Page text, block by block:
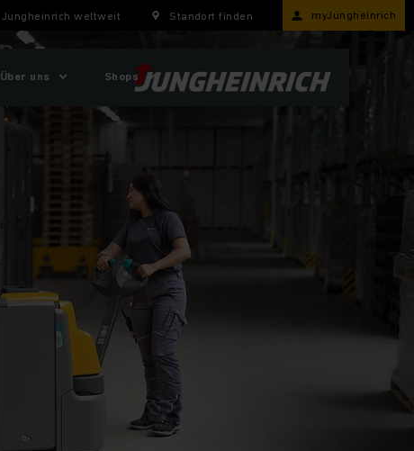
Jungheinrich weltweit Standort finden myJungheinrich
Über uns Shops